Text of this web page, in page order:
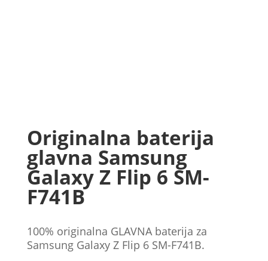
Originalna baterija
glavna Samsung
Galaxy Z Flip 6 SM-
F741B
100% originalna GLAVNA baterija za
Samsung Galaxy Z Flip 6 SM-F741B.